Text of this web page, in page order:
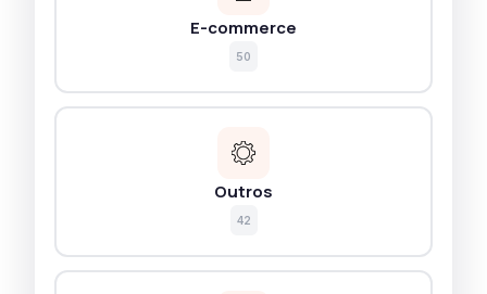
E-commerce
50
Outros
42